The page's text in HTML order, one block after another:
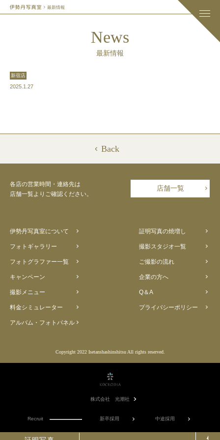
最新情報
News
最新情報
新宿店
2025.1.27
Back
各店の営業時間・連絡先は
店舗一覧よりご確認ください。
店舗一覧
伊勢丹写真室について 証明写真の焼増し
フォトギャラリー 撮影スタジオ一覧
フォトグラファー一覧 ご撮影の流れ
キャンペーン 企業の方へ
撮影メニュー Q＆A
料金シミュレーター プライバシーポリシー
アルバム・フォトパネル
Copyright 2022 Isetanshashinshitsu All rights reserved.
株式会社 光潮社
Recruit 新卒採用 中途採用